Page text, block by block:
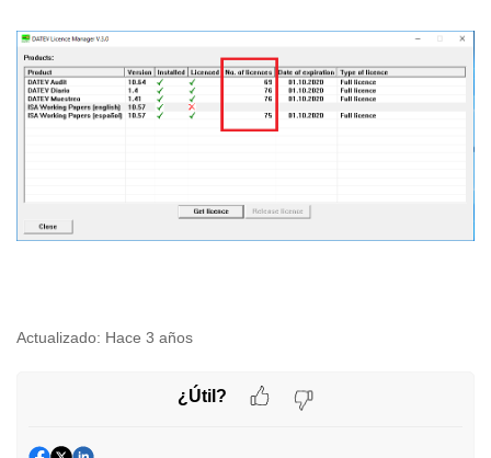
Actualizado: Hace 3 años
¿Útil?